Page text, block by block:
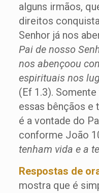
alguns irmãos,
direitos
Senhor já nos
Pai de nosso
nos abençoou
espirituais nos
(Ef 1.3).
essas bênçãos e
é a vontade do
conforme João
tenham vida e a
Respostas de
mostra que é